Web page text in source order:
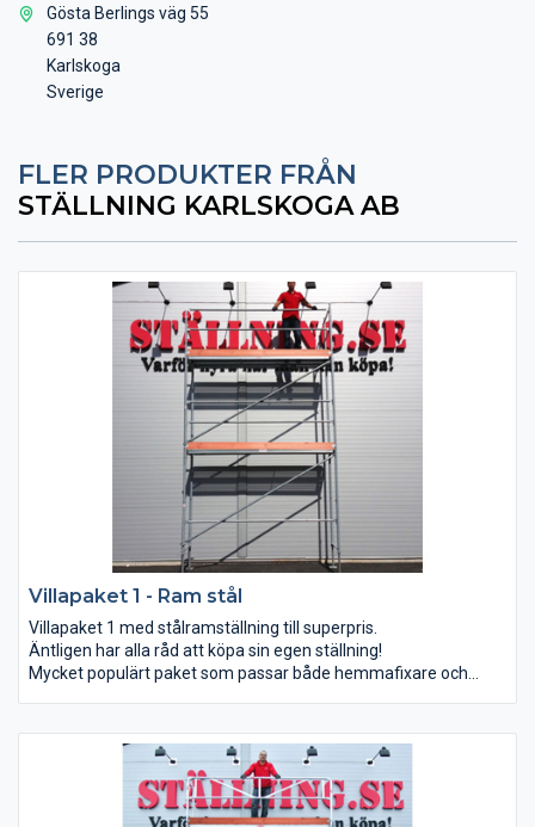
Gösta Berlings väg 55
691 38
Karlskoga
Sverige
FLER PRODUKTER FRÅN
STÄLLNING KARLSKOGA AB
Villapaket 1 - Ram stål
Villapaket 1 med stålramställning till superpris.
Äntligen har alla råd att köpa sin egen ställning!
Mycket populärt paket som passar både hemmafixare och